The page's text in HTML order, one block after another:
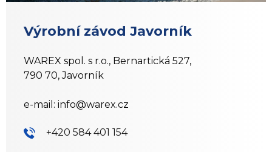
Výrobní závod Javorník
WAREX spol. s r.o., Bernartická 527,
790 70, Javorník
e-mail: info@warex.cz
+420 584 401 154